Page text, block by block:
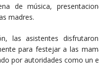
de música,
madres.
las asistentes
para festejar a las
por autoridades como un